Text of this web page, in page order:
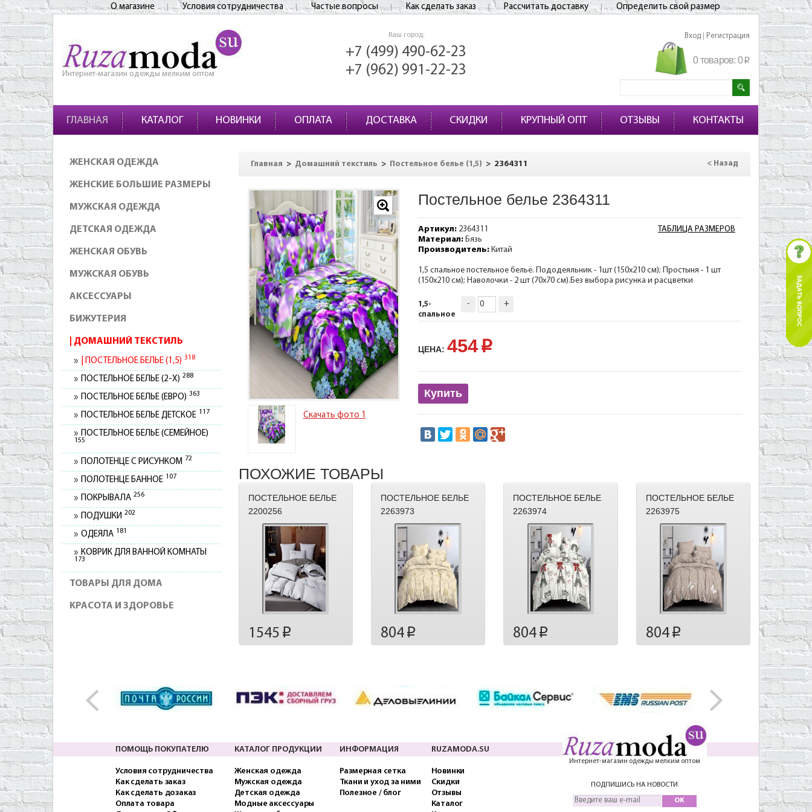
О магазине Условия сотрудничества Частые вопросы Как сделать заказ Рассчитать доставку Определить свой размер
Интернет-магазин одежды мелким оптом
Ваш город:
+7 (499) 490-62-23
+7 (962) 991-22-23
Вход Регистрация
0 товаров: 0p
ГЛАВНАЯ КАТАЛОГ НОВИНКИ ОПЛАТА ДОСТАВКА СКИДКИ КРУПНЫЙ ОПТ ОТЗЫВЫ КОНТАКТЫ
ЖЕНСКАЯ ОДЕЖДА
ЖЕНСКИЕ БОЛЬШИЕ РАЗМЕРЫ
МУЖСКАЯ ОДЕЖДА
ДЕТСКАЯ ОДЕЖДА
ЖЕНСКАЯ ОБУВЬ
МУЖСКАЯ ОБУВЬ
АКСЕССУАРЫ
БИЖУТЕРИЯ
ДОМАШНИЙ ТЕКСТИЛЬ
ПОСТЕЛЬНОЕ БЕЛЬЕ (1,5) 318
ПОСТЕЛЬНОЕ БЕЛЬЕ (2-Х) 288
ПОСТЕЛЬНОЕ БЕЛЬЕ (ЕВРО) 363
ПОСТЕЛЬНОЕ БЕЛЬЕ ДЕТСКОЕ 117
ПОСТЕЛЬНОЕ БЕЛЬЕ (СЕМЕЙНОЕ)
155
ПОЛОТЕНЦЕ С РИСУНКОМ 72
ПОЛОТЕНЦЕ БАННОЕ 107
ПОКРЫВАЛА 256
ПОДУШКИ 202
ОДЕЯЛА 181
КОВРИК ДЛЯ ВАННОЙ КОМНАТЫ
173
ТОВАРЫ ДЛЯ ДОМА
КРАСОТА И ЗДОРОВЬЕ
Главная > Домашний текстиль > Постельное белье (1,5) > 2364311 < Назад
Скачать фото 1
Постельное белье 2364311
ТАБЛИЦА РАЗМЕРОВ
Артикул:2364311
Материал:Бязь
Производитель:Китай
1,5 спальное постельное бельё. Пододеяльник - 1шт (150х210 см); Простыня - 1 шт
(150х210 см); Наволочки - 2 шт (70х70 см).Без выбора рисунка и расцветки
1,5-
спальное
- +
ЦЕНА: 454p
Купить
ПОХОЖИЕ ТОВАРЫ
ПОСТЕЛЬНОЕ БЕЛЬЕ
2200256
1545 p
ПОСТЕЛЬНОЕ БЕЛЬЕ
2263973
804p
ПОСТЕЛЬНОЕ БЕЛЬЕ
2263974
804 p
ПОСТЕЛЬНОЕ БЕЛЬЕ
2263975
804p
ПОМОЩЬ ПОКУПАТЕЛЮ
Условия сотрудничества
Как сделать заказ
Как сделать дозаказ
Оплата товара
КАТАЛОГ ПРОДУКЦИИ
Женская одежда
Мужская одежда
Детская одежда
Модные аксессуары
ИНФОРМАЦИЯ
Размерная сетка
Ткани и уход за ними
Полезное / блог
RUZAMODA.SU
Новинки
Скидки
Отзывы
Каталог
Интернет-магазин одежды мелким оптом
ПОДПИШИСЬ НА НОВОСТИ
OK